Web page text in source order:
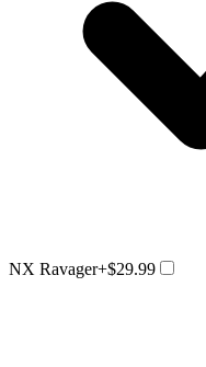
NX Ravager+$29.99